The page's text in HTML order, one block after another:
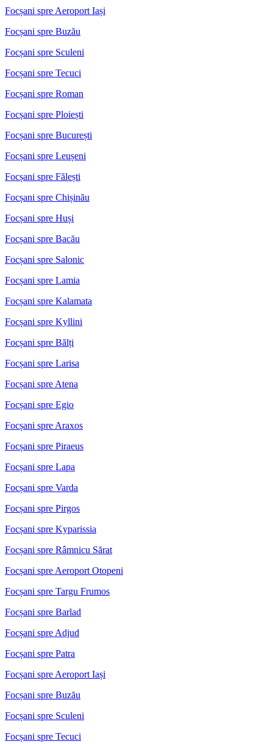
Focșani spre Aeroport Iași
Focșani spre Buzău
Focșani spre Sculeni
Focșani spre Tecuci
Focșani spre Roman
Focșani spre Ploiești
Focșani spre București
Focșani spre Leușeni
Focșani spre Fălești
Focșani spre Chișinău
Focșani spre Huși
Focșani spre Bacău
Focșani spre Salonic
Focșani spre Lamia
Focșani spre Kalamata
Focșani spre Kyllini
Focșani spre Bălți
Focșani spre Larisa
Focșani spre Atena
Focșani spre Egio
Focșani spre Araxos
Focșani spre Piraeus
Focșani spre Lapa
Focșani spre Varda
Focșani spre Pirgos
Focșani spre Kyparissia
Focșani spre Râmnicu Sărat
Focșani spre Aeroport Otopeni
Focșani spre Targu Frumos
Focșani spre Barlad
Focșani spre Adjud
Focșani spre Patra
Focșani spre Aeroport Iași
Focșani spre Buzău
Focșani spre Sculeni
Focșani spre Tecuci